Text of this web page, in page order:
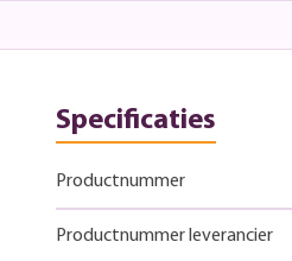
Specificaties
Productnummer
Productnummer leverancier